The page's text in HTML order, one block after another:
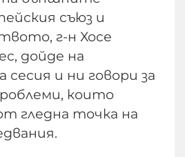
съюз и
г-н Хосе
дойде на
и ни говори за
които
гледна точка на